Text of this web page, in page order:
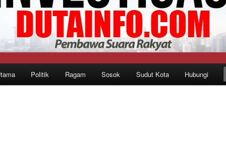
Politik Ragam Sosok Sudut Kota Hubungi